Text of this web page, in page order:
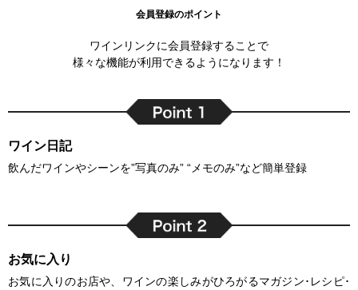
会員登録のポイント
ワインリンクに会員登録することで
様々な機能が利用できるようになります！
ワイン日記
飲んだワインやシーンを”写真のみ” “メモのみ”など簡単登録
お気に入り
お気に入りのお店や、ワインの楽しみがひろがるマガジン･レシピ･